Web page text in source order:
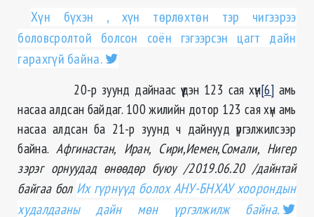
Хүн бүхэн , хүн төрлөхтөн тэр чигээрээ
боловсролтой болсон соён гэгээрсэн цагт дайн
гарахгүй байна.
20-р зуунд дайнаас үүдэн 123 сая хүн[6] амь
насаа алдсан байдаг. 100 жилийн дотор 123 сая хүн амь
насаа алдсан ба 21-р зуунд ч дайнууд үргэлжилсээр
байна.Афгинастан, Иран, Сири,Иемен,Сомали, Нигер
зэрэг орнуудад өнөөдөр буюу /2019.06.20 /дайнтай
байгаа бол Их гүрнүүд болох АНУ-БНХАУ хоорондын
худалдааны дайн мөн үргэлжилж байна.